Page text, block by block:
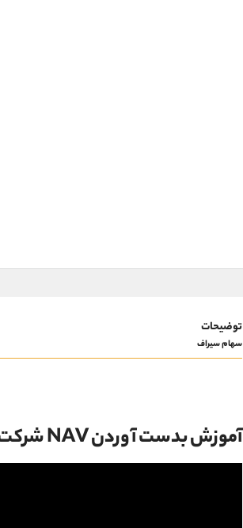
توضیحات
سهام سیراف
آموزش بدست آوردن NAV شرکت های سرمایه گذاری